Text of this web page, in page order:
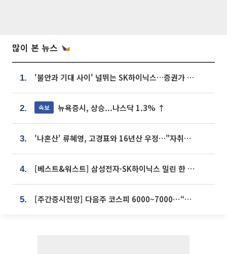
많이 본 뉴스
1. '불안과 기대 사이' 널뛰는 SK하이닉스…증권가 "HBM4·LTA 기반 펀터멘털 견고"
2. 속보 뉴욕증시, 상승...나스닥 1.3% ↑
3. '나혼산' 류혜영, 고경표와 16년산 우정…"자취방서 부모님과 마주쳐"
4. [베스트&워스트] 삼성전자·SK하이닉스 밀린 한 주…상상인증권은 85% 급등
5. [주간증시전망] 다음주 코스피 6000~7000⋯“外人 수급은 정책이 변수”